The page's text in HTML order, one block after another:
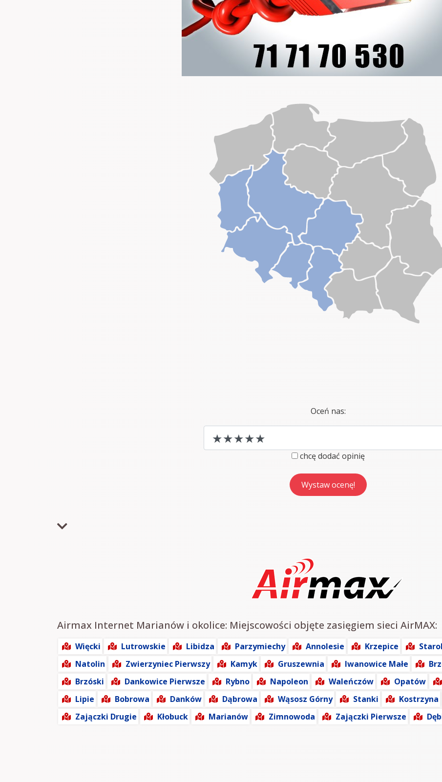
Oceń nas:
chcę dodać opinię
Airmax Internet Marianów i okolice: Miejscowości objęte zasięgiem sieci AirMAX:
Więcki Lutrowskie Libidza Parzymiechy Annolesie Krzepice
Natolin
Zwierzyniec Pierwszy Kamyk Gruszewnia Iwanowice Małe
Brzóski
Dankowice Pierwsze Rybno Napoleon Waleńczów Opatów
Lipie
Bobrowa Danków Dąbrowa Wąsosz Górny Stanki Kostrzyna
Zajączki Drugie
Kłobuck Marianów Zimnowoda Zajączki Pierwsze